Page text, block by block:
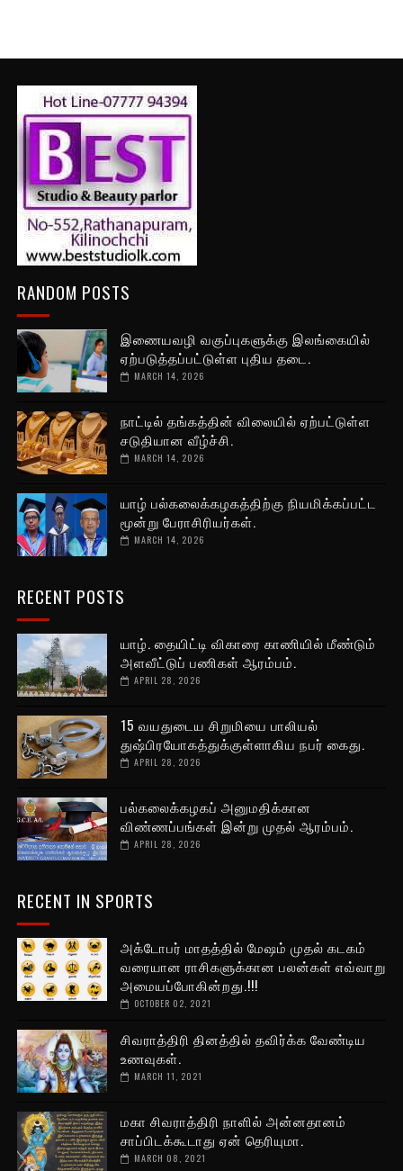
RANDOM POSTS
இணையவழி வகுப்புகளுக்கு இலங்கையில்
ஏற்படுத்தப்பட்டுள்ள புதிய தடை.
MARCH 14, 2026
நாட்டில் தங்கத்தின் விலையில் ஏற்பட்டுள்ள
சடுதியான வீழ்ச்சி.
MARCH 14, 2026
யாழ் பல்கலைக்கழகத்திற்கு நியமிக்கப்பட்ட
மூன்று பேராசிரியர்கள்.
MARCH 14, 2026
RECENT POSTS
யாழ். தையிட்டி விகாரை காணியில் மீண்டும்
அளவீட்டுப் பணிகள் ஆரம்பம்.
APRIL 28, 2026
15 வயதுடைய சிறுமியை பாலியல்
துஷ்பிரயோகத்துக்குள்ளாகிய நபர் கைது.
APRIL 28, 2026
பல்கலைக்கழகப் அனுமதிக்கான
விண்ணப்பங்கள் இன்று முதல் ஆரம்பம்.
APRIL 28, 2026
RECENT IN SPORTS
அக்டோபர் மாதத்தில் மேஷம் முதல் கடகம்
வரையான ராசிகளுக்கான பலன்கள் எவ்வாறு
அமையப்போகின்றது.!!!
OCTOBER 02, 2021
சிவராத்திரி தினத்தில் தவிர்க்க வேண்டிய
உணவுகள்.
MARCH 11, 2021
மகா சிவராத்திரி நாளில் அன்னதானம்
சாப்பிடக்கூடாது ஏன் தெரியுமா.
MARCH 08, 2021